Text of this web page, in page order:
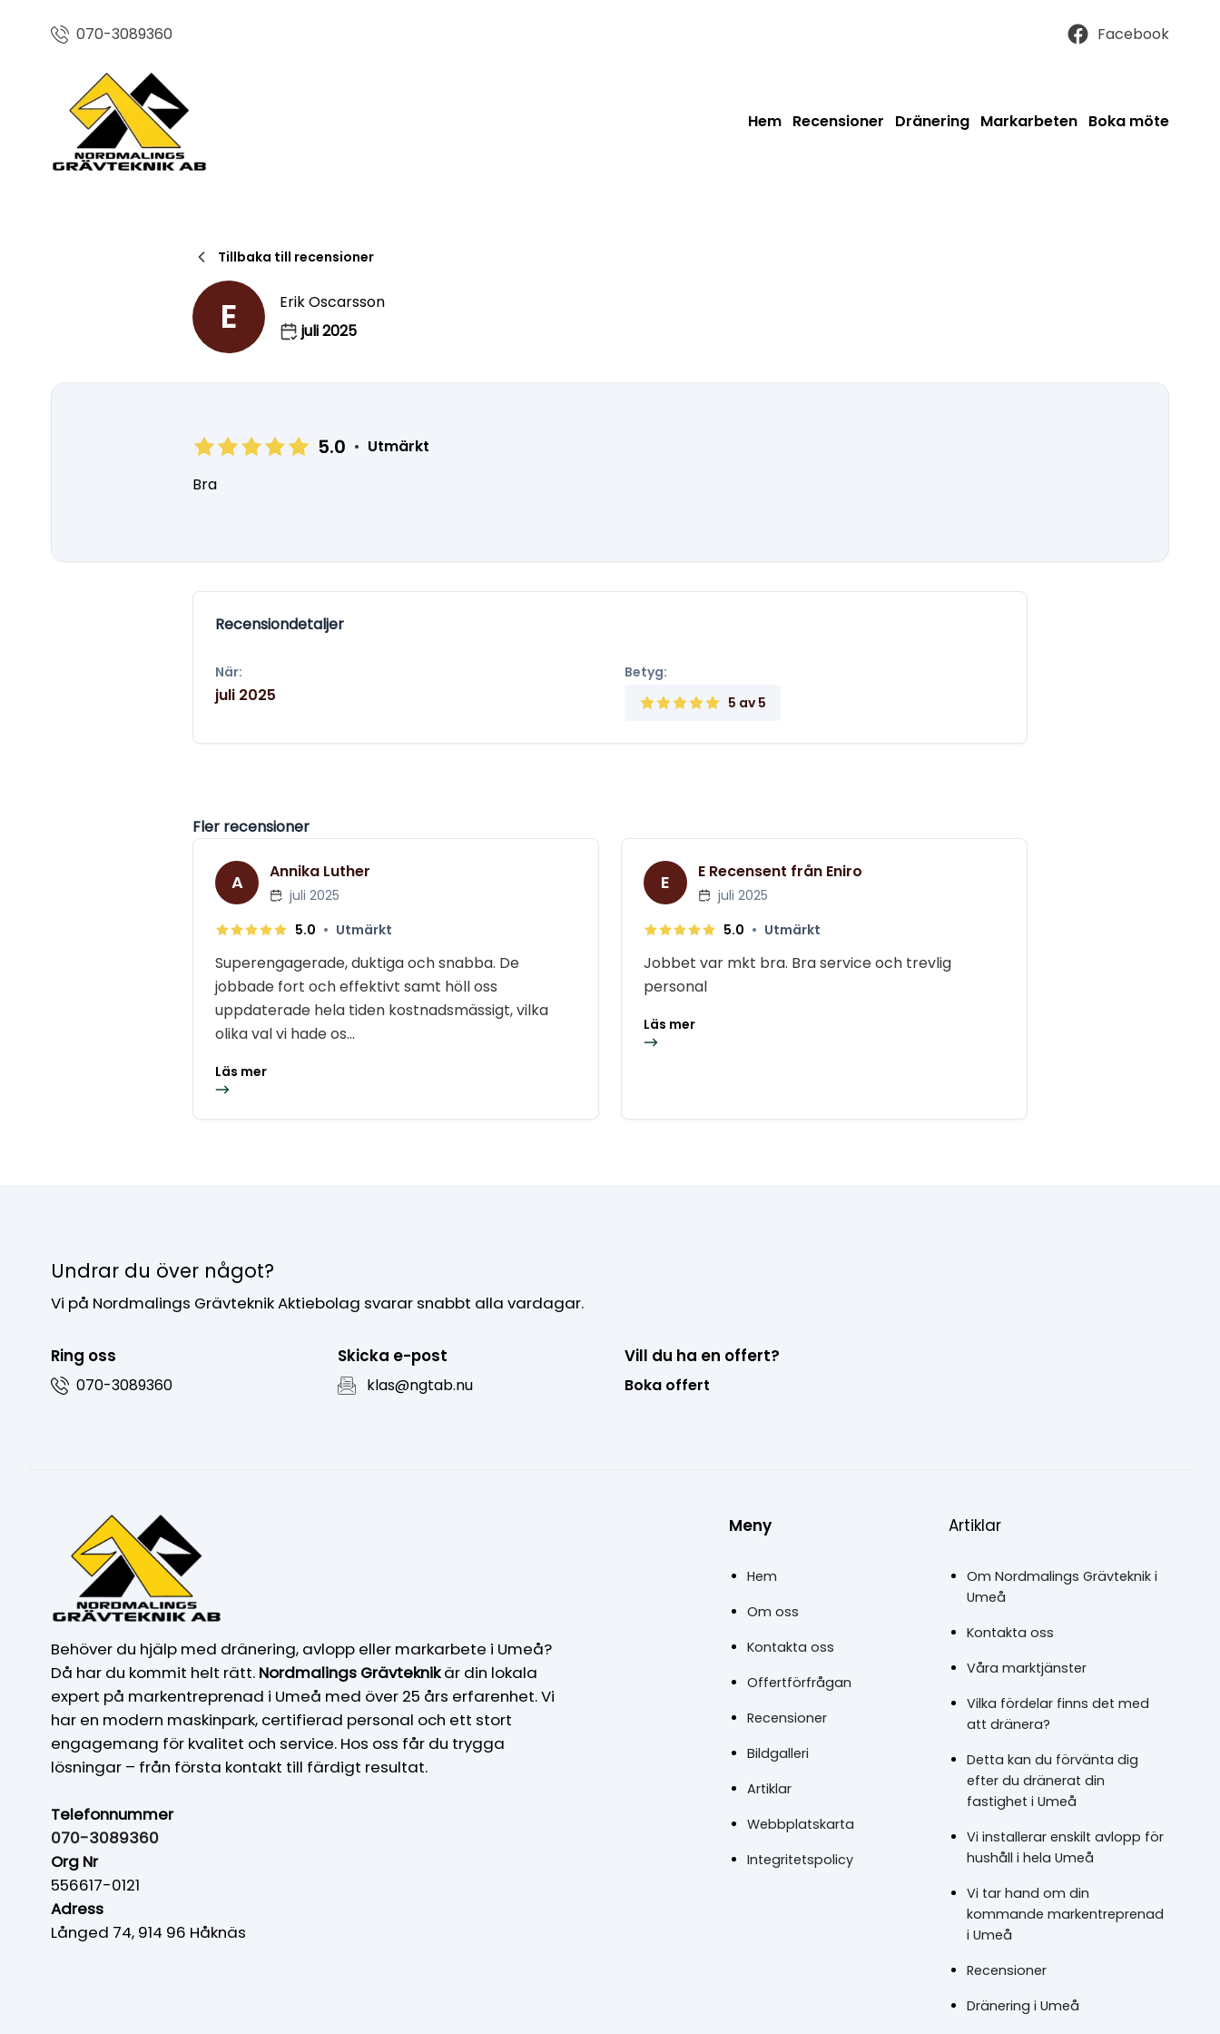
070-3089360 Facebook
Hem Recensioner Dränering Markarbeten Boka möte
Tillbaka till recensioner
E
Erik Oscarsson
juli 2025
5.0 • Utmärkt
Bra
Recensiondetaljer
När:
juli 2025
Betyg:
5 av 5
Fler recensioner
A Annika Luther
juli 2025
5.0 • Utmärkt
Superengagerade, duktiga och snabba. De
jobbade fort och effektivt samt höll oss
uppdaterade hela tiden kostnadsmässigt, vilka
olika val vi hade os...
Läs mer
E E Recensent från Eniro
juli 2025
5.0 • Utmärkt
Jobbet var mkt bra. Bra service och trevlig
personal
Läs mer
Undrar du över något?
Vi på Nordmalings Grävteknik Aktiebolag svarar snabbt alla vardagar.
Ring oss
070-3089360
Skicka e-post
klas@ngtab.nu
Vill du ha en offert?
Boka offert
Behöver du hjälp med dränering, avlopp eller markarbete i Umeå?
Då har du kommit helt rätt. Nordmalings Grävteknikär din lokala
expert på markentreprenad i Umeå med över 25 års erfarenhet. Vi
har en modern maskinpark, certifierad personal och ett stort
engagemang för kvalitet och service. Hos oss får du trygga
lösningar – från första kontakt till färdigt resultat.
Telefonnummer
070-3089360
Org Nr
556617-0121
Adress
Långed 74, 914 96 Håknäs
Meny
Hem
Om oss
Kontakta oss
Offertförfrågan
Recensioner
Bildgalleri
Artiklar
Webbplatskarta
Integritetspolicy
Artiklar
Om Nordmalings Grävteknik i
Umeå
Kontakta oss
Våra marktjänster
Vilka fördelar finns det med
att dränera?
Detta kan du förvänta dig
efter du dränerat din
fastighet i Umeå
Vi installerar enskilt avlopp för
hushåll i hela Umeå
Vi tar hand om din
kommande markentreprenad
i Umeå
Recensioner
Dränering i Umeå